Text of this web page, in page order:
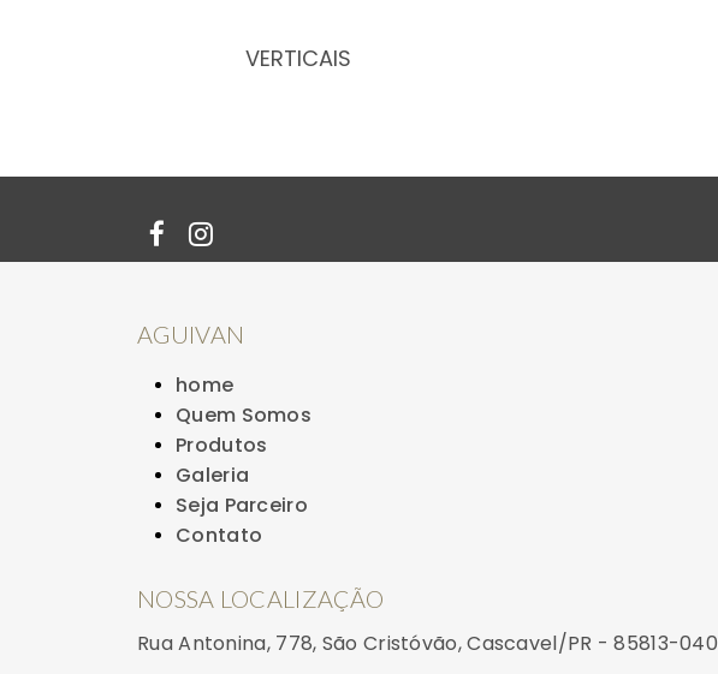
VERTICAIS
AGUIVAN
home
Quem Somos
Produtos
Galeria
Seja Parceiro
Contato
NOSSA LOCALIZAÇÃO
Rua Antonina, 778, São Cristóvão, Cascavel/PR - 85813-040